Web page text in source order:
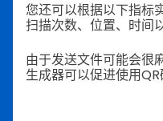
您还可以根据以下指标
扫描次数、位置、时间
由于发送文件可能会很
生成器可以促进使用